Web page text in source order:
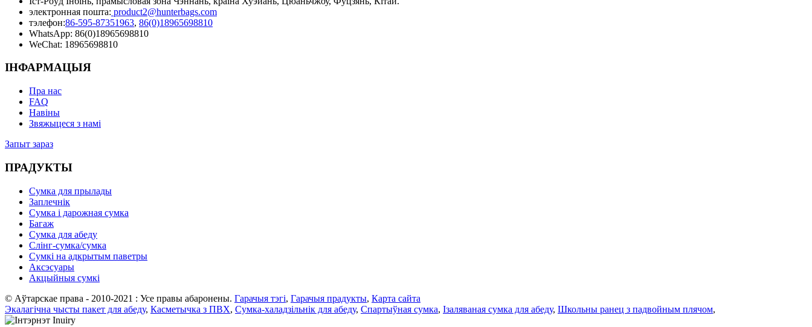
электронная пошта: product2@hunterbags.com
тэлефон:86-595-87351963, 86(0)18965698810
WhatsApp: 86(0)18965698810
WeChat: 18965698810
ІНФАРМАЦЫЯ
Пра нас
FAQ
Навіны
Звяжыцеся з намі
Запыт зараз
ПРАДУКТЫ
Сумка для прылады
Заплечнік
Сумка і дарожная сумка
Багаж
Сумка для абеду
Слінг-сумка/сумка
Сумкі на адкрытым паветры
Аксэсуары
Акцыйныя сумкі
© Аўтарскае права - 2010-2021 : Усе правы абаронены. Гарачыя тэгі, Гарачыя прадукты, Карта сайта
Экалагічна чысты пакет для абеду, Касметычка з ПВХ, Сумка-халадзільнік для абеду, Спартыўная сумка, Ізаляваная сумка для абеду, Школьны ранец з падвойным плячом,